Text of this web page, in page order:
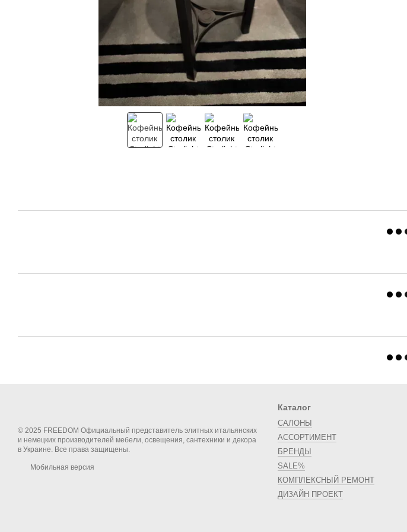
© 2025 FREEDOM Официальный представитель элитных итальянских
и немецких производителей мебели, освещения, сантехники и декора
в Украине. Все права защищены.
Мобильная версия
Каталог
САЛОНЫ
АССОРТИМЕНТ
БРЕНДЫ
SALE%
КОМПЛЕКСНЫЙ РЕМОНТ
ДИЗАЙН ПРОЕКТ